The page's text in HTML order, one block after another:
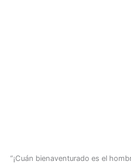
“¡Cuán bienaventurado es el